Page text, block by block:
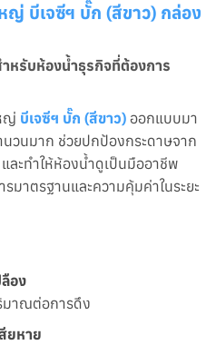
ญ่ บีเจซีฯ บั๊ก (สีขาว) กล่อง
หรับห้องน้ำธุรกิจที่ต้องการ
ญ่ บีเจซีฯ บั๊ก (สีขาว) ออกแบบมา
นวนมาก ช่วยปกป้องกระดาษจาก
ละทำให้ห้องน้ำดูเป็นมืออาชีพ
มาตรฐานและความคุ้มค่าในระยะ
อง
มาณต่อการดึง
ยหาย